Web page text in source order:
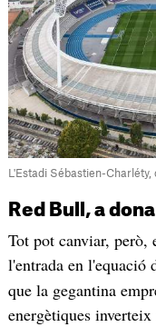
L'Estadi Sébastien-
Red Bull, a
Tot pot canviar,
l'entrada en l'equació
que la gegantina
energètiques